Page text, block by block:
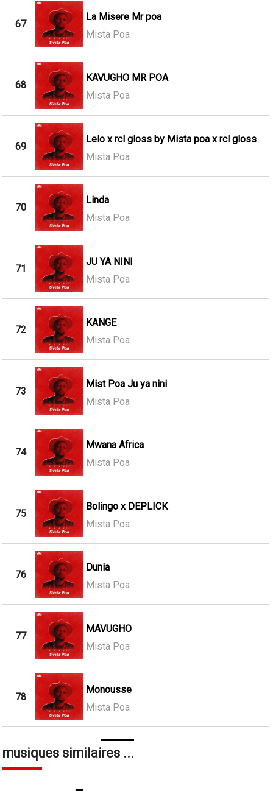
67
La Misere Mr poa
Mista Poa
68
KAVUGHO MR POA
Mista Poa
69
Lelo x rcl gloss by Mista poa x rcl gloss
Mista Poa
70
Linda
Mista Poa
71
JU YA NINI
Mista Poa
72
KANGE
Mista Poa
73
Mist Poa Ju ya nini
Mista Poa
74
Mwana Africa
Mista Poa
75
Bolingo x DEPLICK
Mista Poa
76
Dunia
Mista Poa
77
MAVUGHO
Mista Poa
78
Monousse
Mista Poa
musiques similaires ...